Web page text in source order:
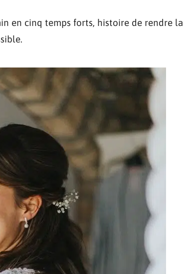
en cinq temps forts, histoire de rendre la